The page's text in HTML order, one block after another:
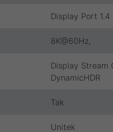
Display Port 1.4
8K@60Hz,
Display Stream
DynamicHDR
Tak
Unitek